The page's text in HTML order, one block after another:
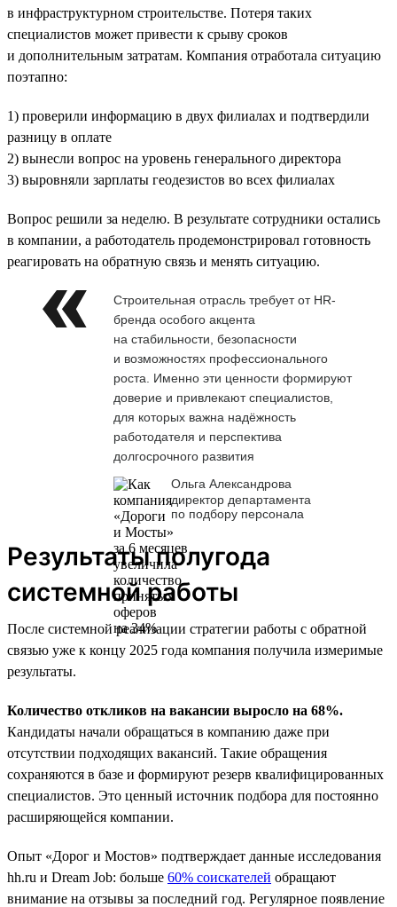
в инфраструктурном строительстве. Потеря таких
специалистов может привести к срыву сроков
и дополнительным затратам. Компания отработала ситуацию
поэтапно:
1) проверили информацию в двух филиалах и подтвердили
разницу в оплате
2) вынесли вопрос на уровень генерального директора
3) выровняли зарплаты геодезистов во всех филиалах
Вопрос решили за неделю. В результате сотрудники остались
в компании, а работодатель продемонстрировал готовность
реагировать на обратную связь и менять ситуацию.
Строительная отрасль требует от HR-
бренда особого акцента
на стабильности, безопасности
и возможностях профессионального
роста. Именно эти ценности формируют
доверие и привлекают специалистов,
для которых важна надёжность
работодателя и перспектива
долгосрочного развития
Ольга Александрова
директор департамента
по подбору персонала
Результаты полугода
системной работы
После системной реализации стратегии работы с обратной
связью уже к концу 2025 года компания получила измеримые
результаты.
Количество откликов на вакансии выросло на 68%.
Кандидаты начали обращаться в компанию даже при
отсутствии подходящих вакансий. Такие обращения
сохраняются в базе и формируют резерв квалифицированных
специалистов. Это ценный источник подбора для постоянно
расширяющейся компании.
Опыт «Дорог и Мостов» подтверждает данные исследования
hh.ru и Dream Job: больше 60% соискателей обращают
внимание на отзывы за последний год. Регулярное появление